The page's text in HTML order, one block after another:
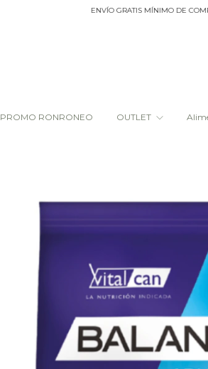
ENVÍO GRATIS MÍNIMO DE COMPRA
PROMO RONRONEO OUTLET